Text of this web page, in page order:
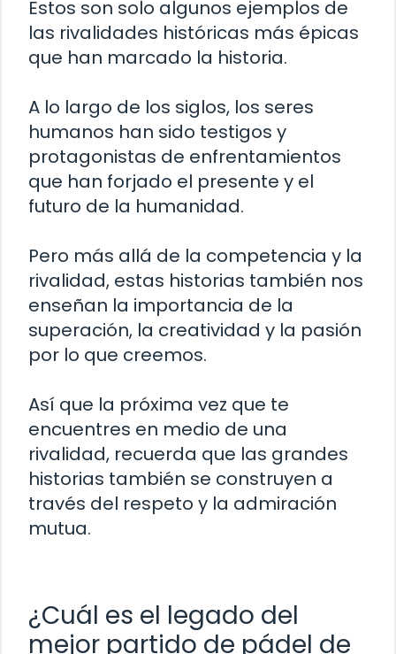
Estos son solo algunos ejemplos de
las rivalidades históricas más épicas
que han marcado la historia.
A lo largo de los siglos, los seres
humanos han sido testigos y
protagonistas de enfrentamientos
que han forjado el presente y el
futuro de la humanidad.
Pero más allá de la competencia y la
rivalidad, estas historias también nos
enseñan la importancia de la
superación, la creatividad y la pasión
por lo que creemos.
Así que la próxima vez que te
encuentres en medio de una
rivalidad, recuerda que las grandes
historias también se construyen a
través del respeto y la admiración
mutua.
¿Cuál es el legado del
mejor partido de pádel de